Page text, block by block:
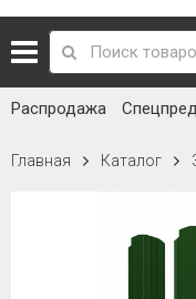
Распродажа
Главная Каталог